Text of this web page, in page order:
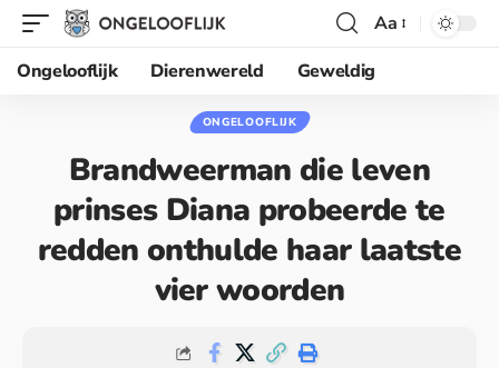
Aa
Ongelooflijk
Dierenwereld Geweldig
ONGELOOFLIJK
Brandweerman die leven
prinses Diana probeerde te
redden onthulde haar laatste
vier woorden